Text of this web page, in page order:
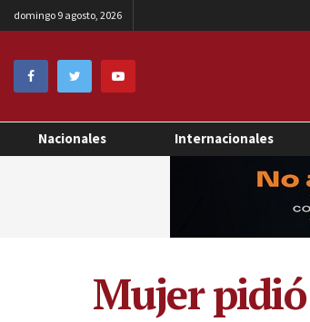
domingo 9 agosto, 2026
Nacionales Internacionales
Mujer